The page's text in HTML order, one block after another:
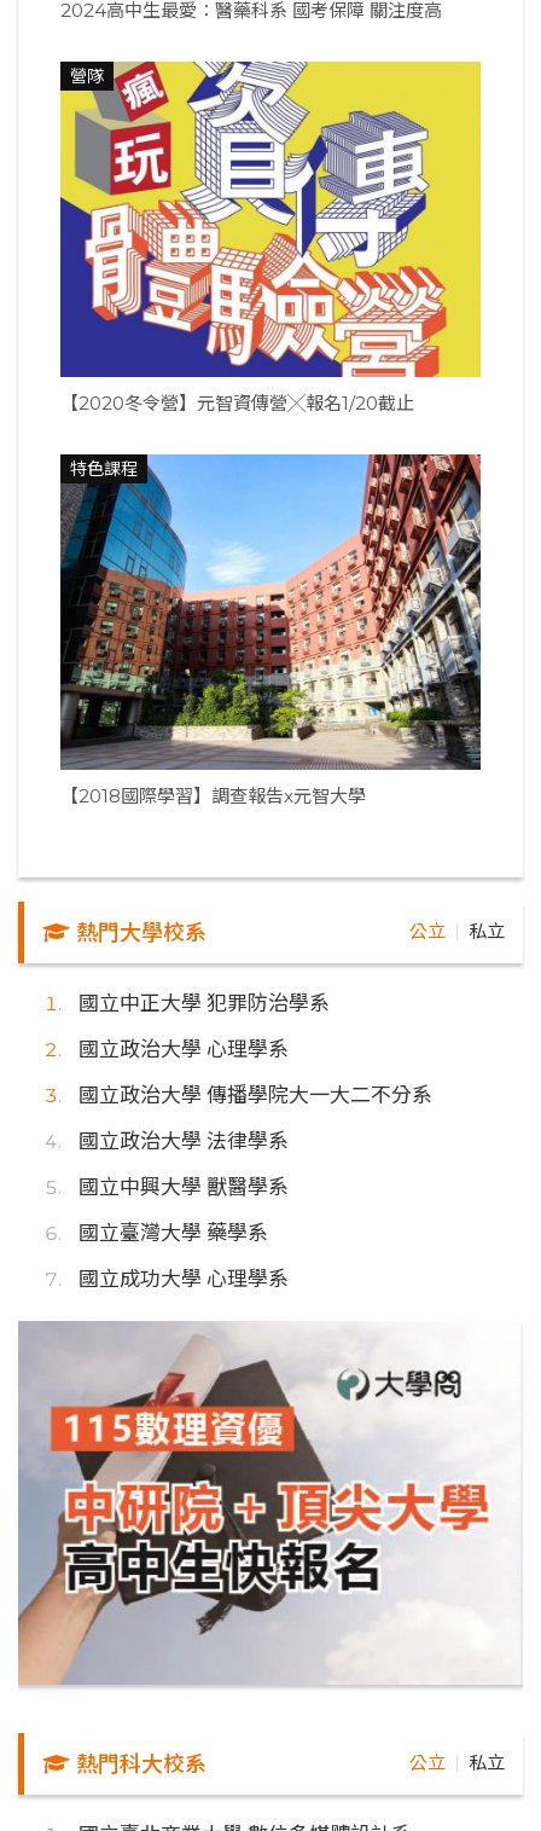
2024高中生最愛：醫藥科系 國考保障 關注度高
營隊
【2020冬令營】元智資傳營╳報名1/20截止
特色課程
【2018國際學習】調查報告x元智大學
熱門大學校系 公立 私立
國立中正大學 犯罪防治學系
國立政治大學 心理學系
國立政治大學 傳播學院大一大二不分系
國立政治大學 法律學系
國立中興大學 獸醫學系
國立臺灣大學 藥學系
國立成功大學 心理學系
熱門科大校系 公立 私立